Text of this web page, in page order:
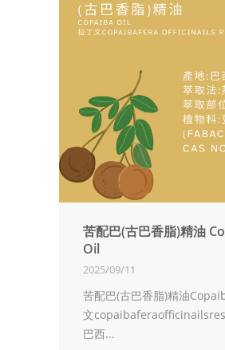
苦配巴(古巴香脂)精油
Oil
2025/09/11
苦配巴(古巴香脂)精油
文
巴西...